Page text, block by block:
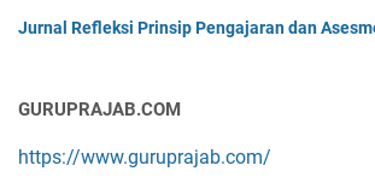
Jurnal Refleksi Prinsip Pengajaran dan
GURUPRAJAB.COM
https://www.guruprajab.com/